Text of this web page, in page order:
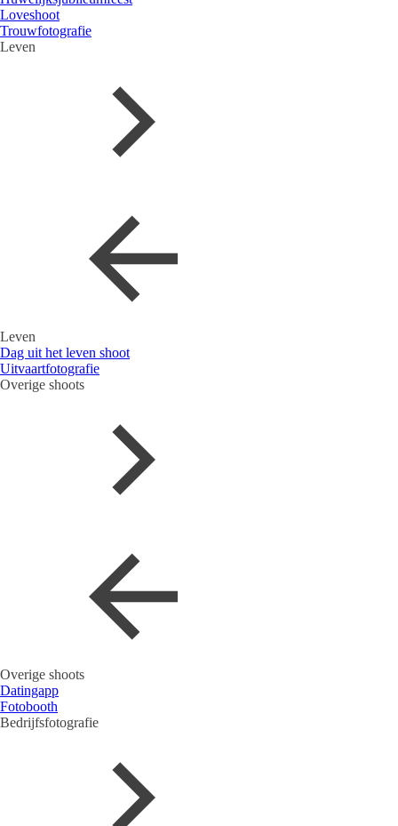
Loveshoot
Trouwfotografie
Leven
Leven
Dag uit het leven shoot
Uitvaartfotografie
Overige shoots
Overige shoots
Datingapp
Fotobooth
Bedrijfsfotografie